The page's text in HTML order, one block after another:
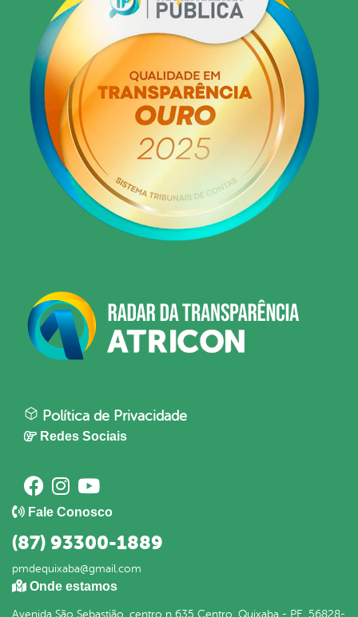
Política de Privacidade
Redes Sociais
Fale Conosco
(87) 93300-1889
pmdequixaba@gmail.com
Onde estamos
Avenida São Sebastião, centro n 635 Centro, Quixaba - PE, 56828-